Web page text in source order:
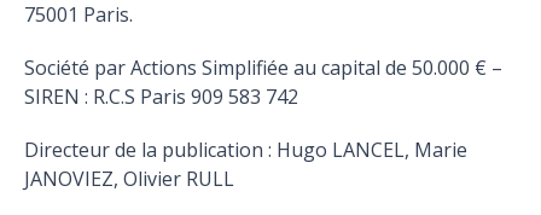
75001 Paris.
Société par Actions Simplifiée au capital de 50.000 € –
SIREN : R.C.S Paris 909 583 742
Directeur de la publication : Hugo LANCEL, Marie
JANOVIEZ, Olivier RULL